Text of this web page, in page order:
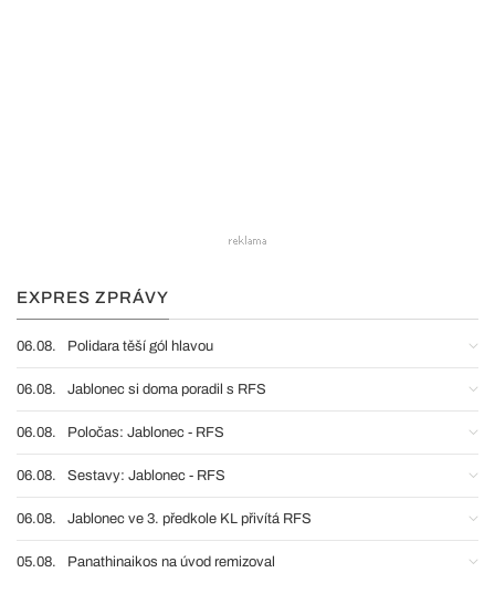
EXPRES ZPRÁVY
06.08. Polidara těší gól hlavou
06.08. Jablonec si doma poradil s RFS
06.08. Poločas: Jablonec - RFS
06.08. Sestavy: Jablonec - RFS
06.08. Jablonec ve 3. předkole KL přivítá RFS
05.08. Panathinaikos na úvod remizoval